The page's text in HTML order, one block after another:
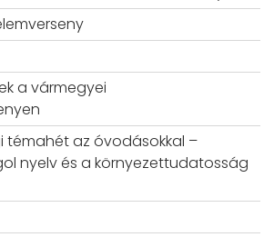
a vármegyei
témahét az óvodásokkal –
nyelv és a környezettudatosság